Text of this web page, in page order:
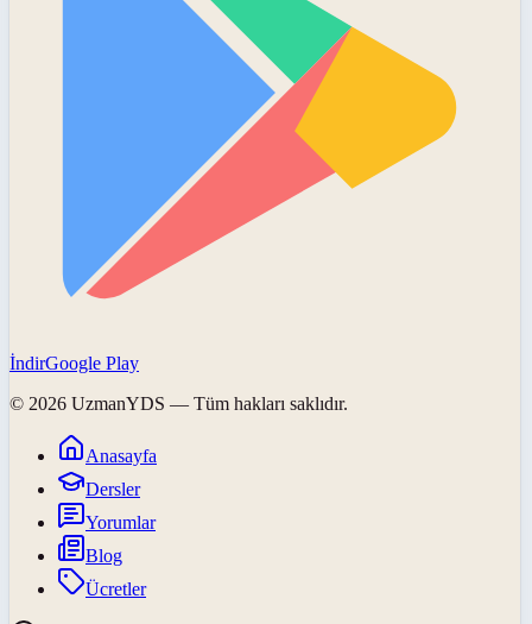
İndirGoogle Play
© 2026 UzmanYDS — Tüm hakları saklıdır.
Anasayfa
Dersler
Yorumlar
Blog
Ücretler